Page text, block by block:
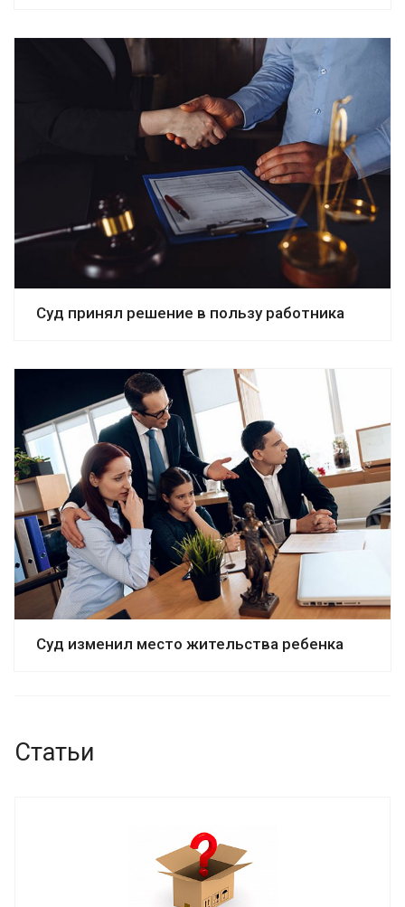
Суд принял решение в пользу работника
Суд изменил место жительства ребенка
Статьи